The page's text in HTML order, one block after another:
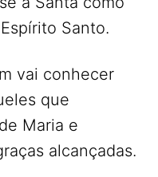
Santo.
vai conhecer
que
Maria e
alcançadas.